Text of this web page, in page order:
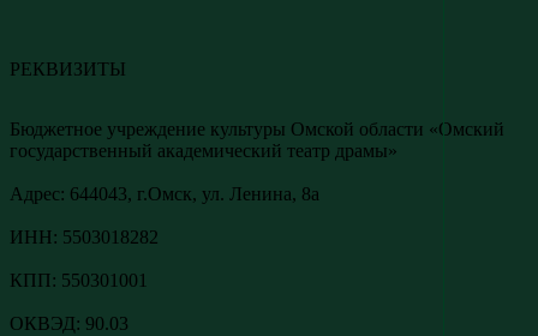
РЕКВИЗИТЫ
Бюджетное учреждение культуры Омской области «Омский
государственный академический театр драмы»
Адреc: 644043, г.Омск, ул. Ленина, 8а
ИНН: 5503018282
КПП: 550301001
ОКВЭД: 90.03